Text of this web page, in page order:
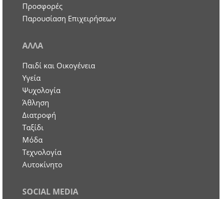
Προσφορές
Παρουσίαση Επιχειρήσεων
ΑΛΛΑ
Παιδί και Οικογένεια
Υγεία
Ψυχολογία
Άθληση
Διατροφή
Ταξίδι
Μόδα
Τεχνολογία
Αυτοκίνητο
SOCIAL MEDIA